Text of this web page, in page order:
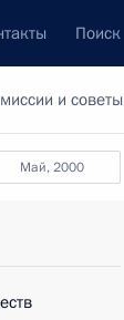
Поиск
и советы
Май, 2000